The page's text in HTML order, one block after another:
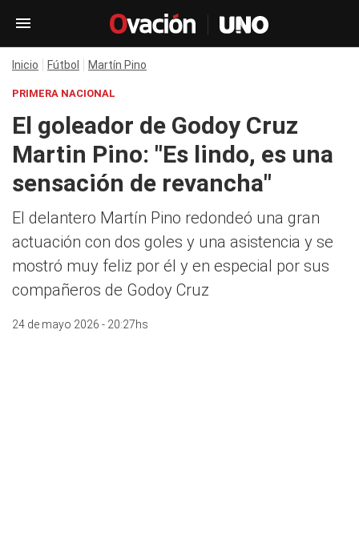
Inicio Fútbol Martín Pino
PRIMERA NACIONAL
El goleador de Godoy Cruz
Martin Pino: "Es lindo, es una
sensación de revancha"
El delantero Martín Pino redondeó una gran
actuación con dos goles y una asistencia y se
mostró muy feliz por él y en especial por sus
compañeros de Godoy Cruz
24 de mayo 2026 - 20:27hs